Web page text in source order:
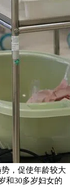
，促使年龄较大
和30多岁妇女的